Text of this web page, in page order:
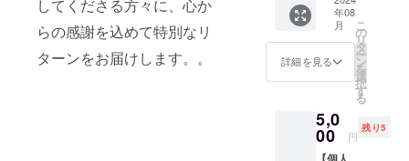
してくださる方々に、心か
らの感謝を込めて特別なリ
ターンをお届けします。。
(4歳か
ら小学
生低学
年まで)
日程 ・
8/19
11:15
場所 :
大阪市
年08
月
詳細を見る
こ
の
リ
タ
ー
ン
を
選
択
す
る
5,0
00 円
残り5